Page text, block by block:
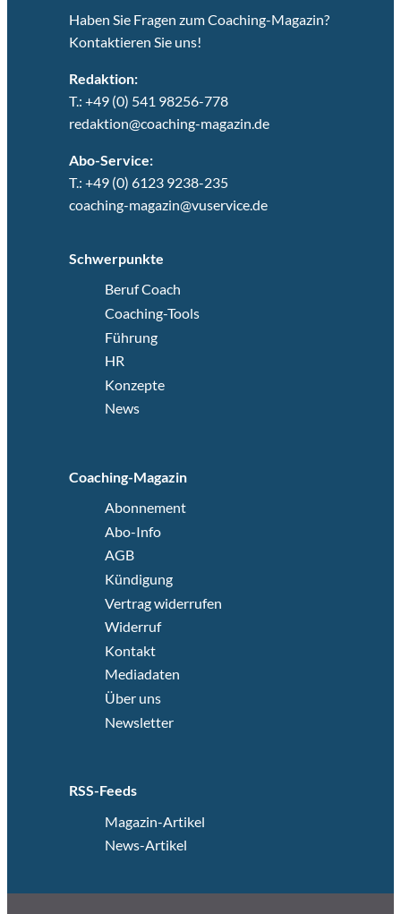
Haben Sie Fragen zum Coaching-Magazin?
Kontaktieren Sie uns!
Redaktion:
T.: +49 (0) 541 98256-778
redaktion@coaching-magazin.de
Abo-Service:
T.: +49 (0) 6123 9238-235
coaching-magazin@vuservice.de
Schwerpunkte
Beruf Coach
Coaching-Tools
Führung
HR
Konzepte
News
Coaching-Magazin
Abonnement
Abo-Info
AGB
Kündigung
Vertrag widerrufen
Widerruf
Kontakt
Mediadaten
Über uns
Newsletter
RSS-Feeds
Magazin-Artikel
News-Artikel